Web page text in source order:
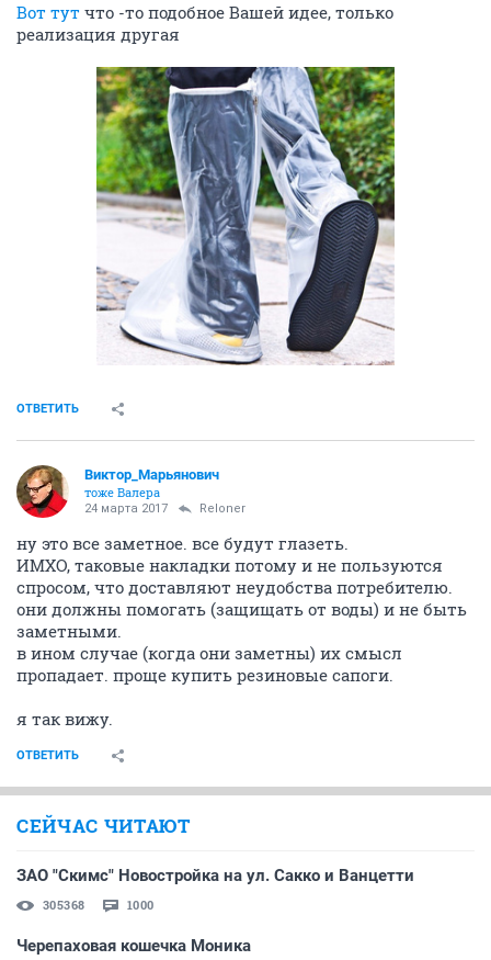
Вот тут что -то подобное Вашей идее, только
реализация другая
ОТВЕТИТЬ
Виктор_Марьянович
тоже Валера
24 марта 2017 Reloner
ну это все заметное. все будут глазеть.
ИМХО, таковые накладки потому и не пользуются
спросом, что доставляют неудобства потребителю.
они должны помогать (защищать от воды) и не быть
заметными.
в ином случае (когда они заметны) их смысл
пропадает. проще купить резиновые сапоги.
я так вижу.
ОТВЕТИТЬ
СЕЙЧАС ЧИТАЮТ
ЗАО "Скимс" Новостройка на ул. Сакко и Ванцетти
305368 1000
Черепаховая кошечка Моника